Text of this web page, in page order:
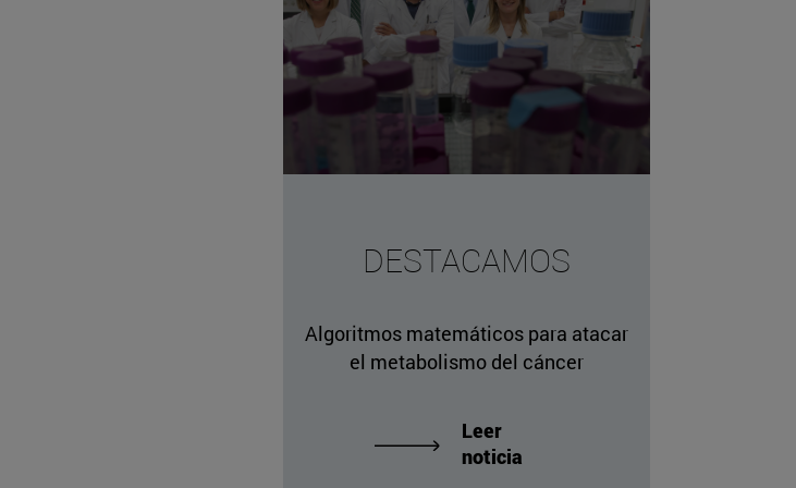
DESTACAMOS
Algoritmos matemáticos para atacar
el metabolismo del cáncer
Leer
noticia